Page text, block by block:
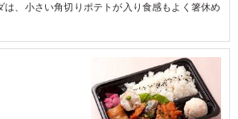
は、小さい角切りポテトが入り食感もよく箸休め